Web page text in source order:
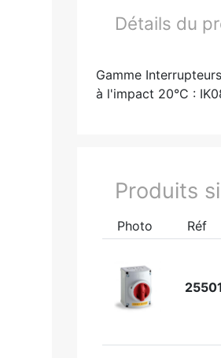
Détails du
Gamme
à l'impact 20°C :
Produits
Photo Réf
25501